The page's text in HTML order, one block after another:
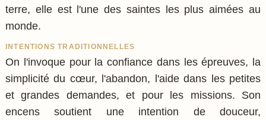
terre, elle est l'une des saintes les plus aimées au
monde.
INTENTIONS TRADITIONNELLES
On l'invoque pour la confiance dans les épreuves, la
simplicité du cœur, l'abandon, l'aide dans les petites
et grandes demandes, et pour les missions. Son
encens soutient une intention de douceur,